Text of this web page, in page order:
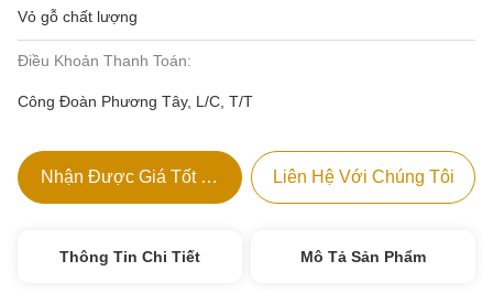
Vỏ gỗ chất lượng
Điều Khoản Thanh Toán:
Công Đoàn Phương Tây, L/C, T/T
Nhận Được Giá Tốt Nhất Liên Hệ Với Chúng Tôi
Thông Tin Chi Tiết Mô Tả Sản Phẩm